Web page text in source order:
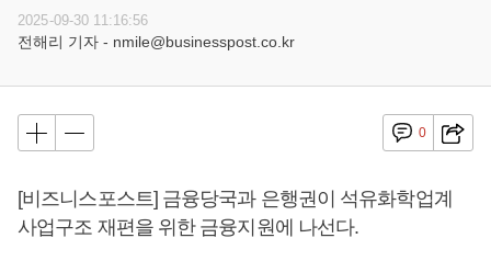
2025-09-30 11:16:56
전해리 기자 - nmile@businesspost.co.kr
0
[비즈니스포스트] 금융당국과 은행권이 석유화학업계
사업구조 재편을 위한 금융지원에 나선다.